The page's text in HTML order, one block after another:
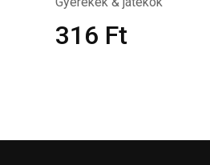
316 Ft